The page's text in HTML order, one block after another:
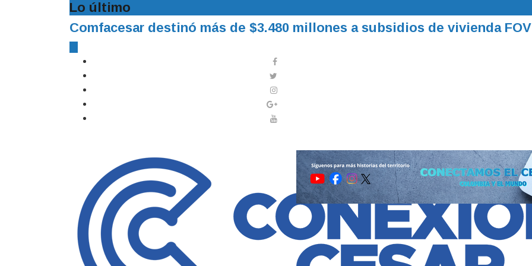
Lo último
La Ciudad de Eventos está lista para Ixel Moda Itinerante Valledupar